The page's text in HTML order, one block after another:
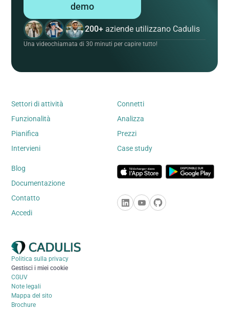
demo
200+ aziende utilizzano Cadulis
Una videochiamata di 30 minuti per capire tutto!
Settori di attività
Funzionalità
Pianifica
Intervieni
Connetti
Analizza
Prezzi
Case study
Blog
Documentazione
Contatto
Accedi
Politica sulla privacy
Gestisci i miei cookie
CGUV
Note legali
Mappa del sito
Brochure